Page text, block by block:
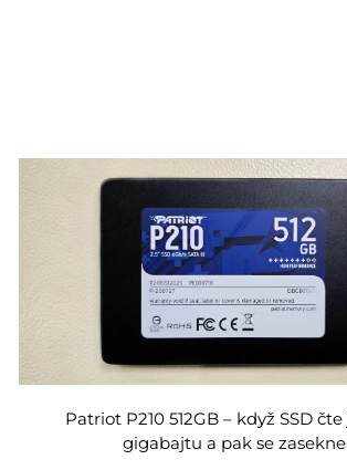
Patriot P210 512GB – když SSD
gigabajtu a pak se zasekne